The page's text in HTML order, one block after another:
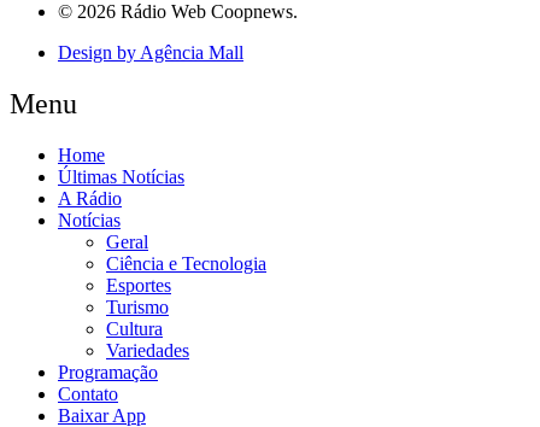
© 2026 Rádio Web Coopnews.
Design by Agência Mall
Menu
Home
Últimas Notícias
A Rádio
Notícias
Geral
Ciência e Tecnologia
Esportes
Turismo
Cultura
Variedades
Programação
Contato
Baixar App